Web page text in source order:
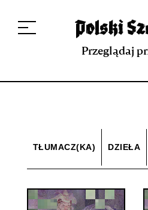
projekcie
Kontakt Indeks
Repozytorium XIX w.
Przeglądaj
TŁUMACZ(KA) DZIEŁA